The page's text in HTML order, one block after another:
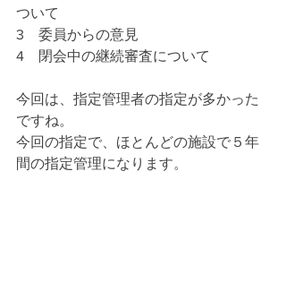
ついて
3　委員からの意見
4　閉会中の継続審査について
今回は、指定管理者の指定が多かった
ですね。
今回の指定で、ほとんどの施設で５年
間の指定管理になります。